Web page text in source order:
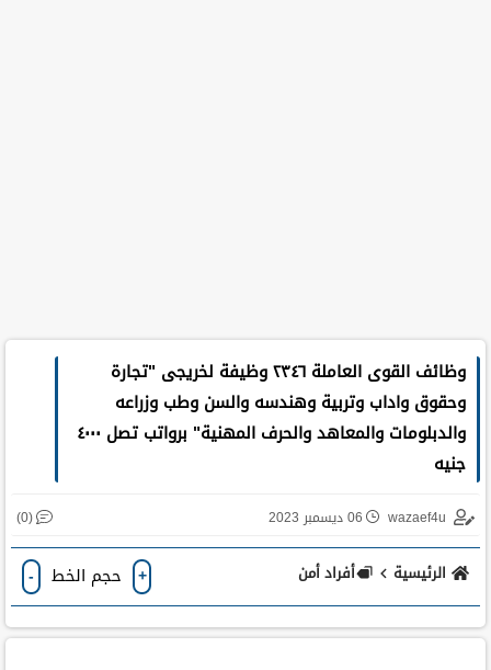
وظائف القوى العاملة ٢٣٤٦ وظيفة لخريجى "تجارة
وحقوق واداب وتربية وهندسه والسن وطب وزراعه
والدبلومات والمعاهد والحرف المهنية" برواتب تصل ٤٠٠٠
جنيه
wazaef4u 06 ديسمبر 2023 (0)
الرئيسية أفراد أمن + حجم الخط -